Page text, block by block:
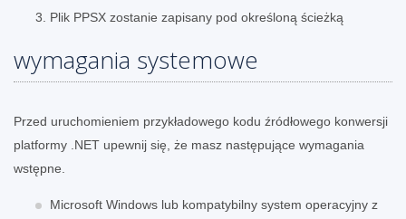
Plik PPSX zostanie zapisany pod określoną ścieżką
wymagania systemowe
Przed uruchomieniem przykładowego kodu źródłowego konwersji
platformy .NET upewnij się, że masz następujące wymagania
wstępne.
Microsoft Windows lub kompatybilny system operacyjny z